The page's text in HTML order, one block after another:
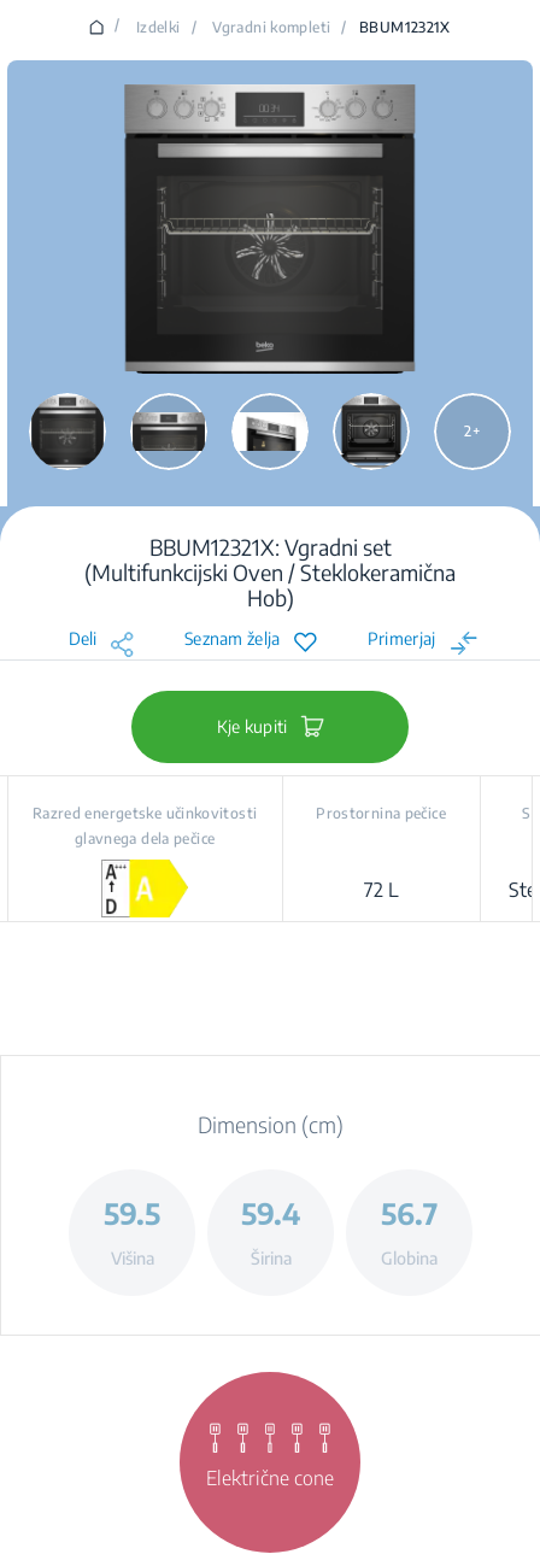
/ Izdelki / Vgradni kompleti / BBUM12321X
2
BBUM12321X: Vgradni set
(Multifunkcijski Oven / Steklokeramična
Hob)
Deli Seznam želja Primerjaj
Kje kupiti
Razred energetske učinkovitosti
glavnega dela pečice
Prostornina pečice
72 L
Dimension (cm)
59.5
Višina
59.4
Širina
56.7
Globina
Električne cone